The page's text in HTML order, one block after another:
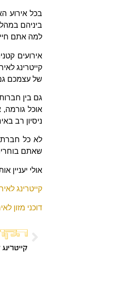
בכל אירוע
ביניהם
למה אתם
אירועים
קייטרינג
של עצמכם
גם בין
אוכל
ניסיון רב
לא כל חברת
שאתם
אולי יעניין
קייטרינג
דוכני מזון